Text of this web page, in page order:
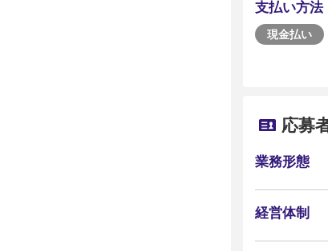
支払い方法
現金払い
応募
業務形態
経営体制